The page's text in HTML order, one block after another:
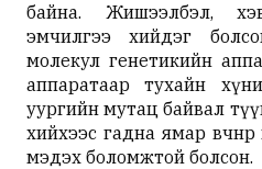
байна. Жишээлбэл,
эмчилгээ хийдэг
молекул генетикийн
аппаратаар тухайн
уургийн мутац байвал
хийхээс гадна ямар
мэдэх боломжтой болсон.